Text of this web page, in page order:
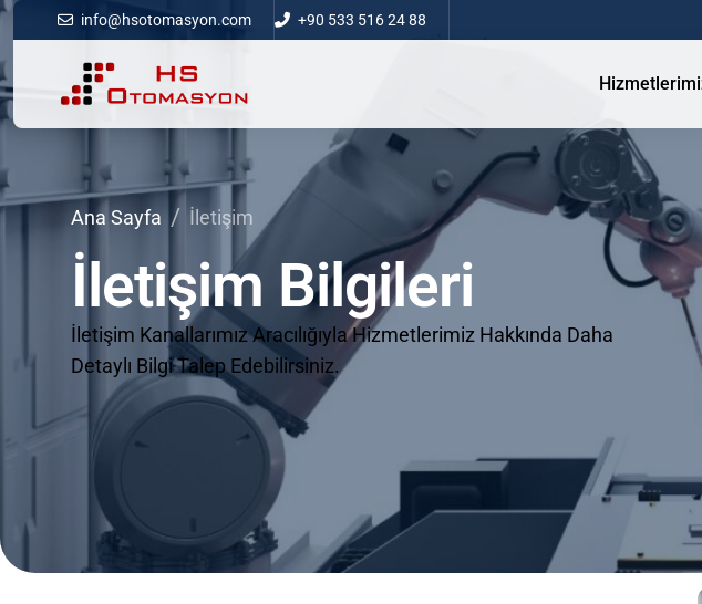
info@hsotomasyon.com +90 533 516 24 88
Ana Sayfa İletişim
İletişim Bilgileri
İletişim Kanallarımız Aracılığıyla Hizmetlerimiz Hakkında Daha
Detaylı Bilgi Talep Edebilirsiniz.